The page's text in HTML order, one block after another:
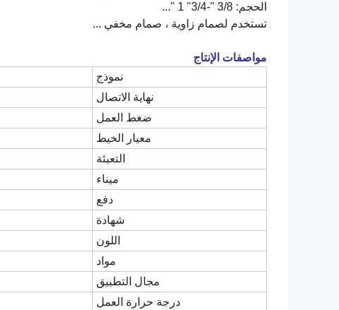
الحجم: 3/8 "-3/4" 1 "...
تستخدم لصمام زاوية ، صمام مخفي ...
مواصفات الإنتاج
نموذج
نهاية الاتصال
ضغط العمل
معيار الخيط
التعبئة
ميناء
دفع
شهادة
اللون
مواد
مجال التطبيق
درجة حرارة العمل